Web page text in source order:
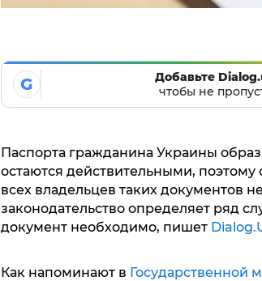
G
Добавьте
чтобы не
Паспорта гражданина Украины
остаются действительными,
всех владельцев таких документов
законодательство определяет ряд
документ необходимо, пишет
Как напоминают в Государственной